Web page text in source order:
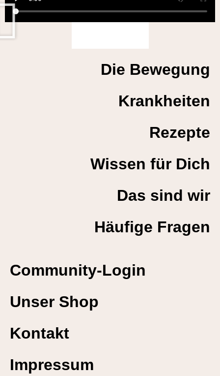
Die Bewegung
Krankheiten
Rezepte
Wissen für Dich
Das sind wir
Häufige Fragen
Community-Login
Unser Shop
Kontakt
Impressum